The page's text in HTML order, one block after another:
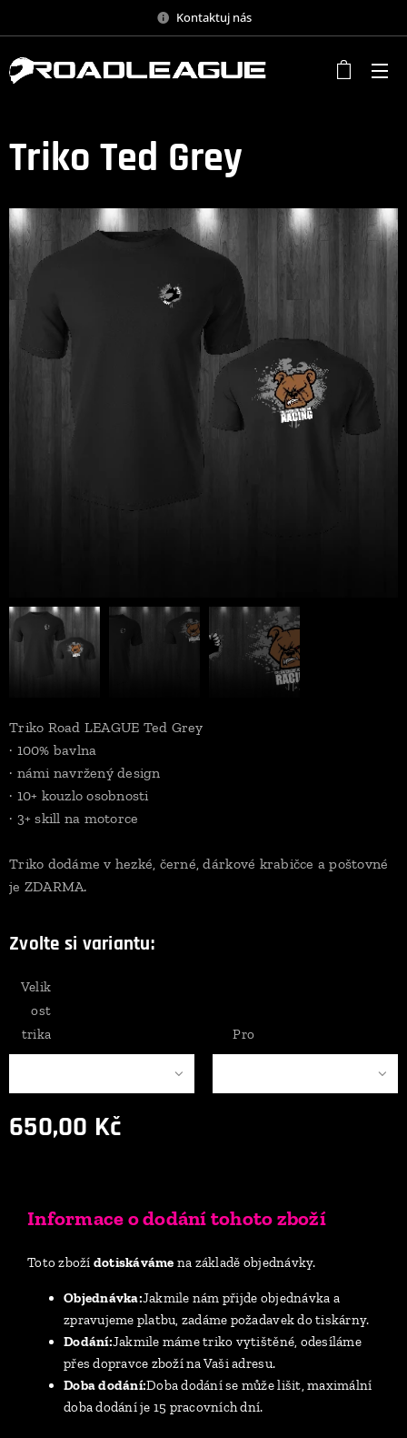
Kontaktuj nás
Triko Ted Grey
Triko Road LEAGUE Ted Grey
· 100% bavlna
· námi navržený design
· 10+ kouzlo osobnosti
· 3+ skill na motorce
Triko dodáme v hezké, černé, dárkové krabičce a poštovné
je ZDARMA.
Zvolte si variantu:
Velik
ost
trika
Pro
650,00 Kč
Informace o dodání tohoto zboží
Toto zboží dotiskáváme na základě objednávky.
Objednávka:Jakmile nám přijde objednávka a
zpravujeme platbu, zadáme požadavek do tiskárny.
Dodání:Jakmile máme triko vytištěné, odesíláme
přes dopravce zboží na Vaši adresu.
Doba dodání:Doba dodání se může lišit, maximální
doba dodání je 15 pracovních dní.